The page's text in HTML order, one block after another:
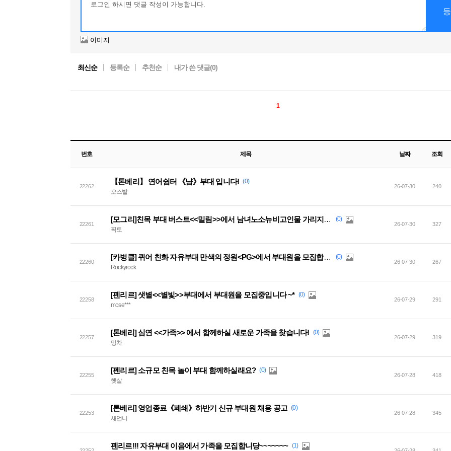
이미지
최신순 등록순 추천순 내가 쓴 댓글(0)
1
번호 제목 날짜 조회
22262
【톤베리】 연어쉼터 《냠》부대 입니다! (0)
오스발
26-07-30 240
22261
[모그리]친목 부대 버스트<<밀림>>에서 남녀노소뉴비고인물 가리지 않고 모집중
(0)
픽토
26-07-30 327
22260
[카벙클] 퀴어 친화 자유부대 만색의 정원<PG>에서 부대원을 모집합니다.
(0)
Rockyrock
26-07-30 267
22258
[펜리르] 샛별<<별빛>>부대에서 부대원을 모집중입니다 ~* (0)
mose***
26-07-29 291
22257
[톤베리] 심연 <<가족>> 에서 함께하실 새로운 가족을 찾습니다! (0)
밍차
26-07-29 319
22255
[펜리르] 소규모 친목 놀이 부대 함께하실래요? (0)
햇살
26-07-28 418
22253
[톤베리] 영업종료《폐쇄》하반기 신규 부대원 채용 공고 (0)
새언니
26-07-28 345
펜리르!!! 자유부대 이음에서 가족을 모집합니당~~~~~~~ (1)